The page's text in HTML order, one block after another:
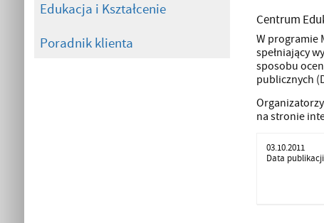
Edukacja i Kształcenie
Poradnik klienta
Centrum
W programie
spełniający
sposobu
publicznych
na stronie
03.10.2011
Data publikacji